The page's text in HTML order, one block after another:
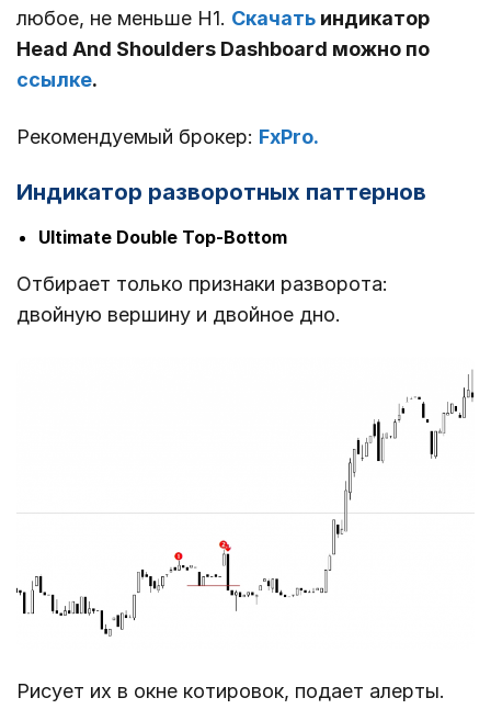
любое, не меньше Н1. Скачать индикатор
Head And Shoulders Dashboard можно по
ссылке.
Рекомендуемый брокер: FxPro.
Индикатор разворотных паттернов
Ultimate Double Top-Bottom
Отбирает только признаки разворота:
двойную вершину и двойное дно.
Рисует их в окне котировок, подает алерты.